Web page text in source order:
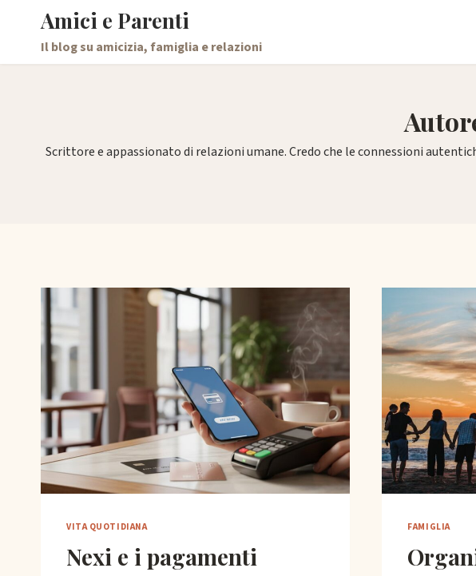
contenuto
Amici e Parenti
Il blog su amicizia, famiglia e relazioni
Scrittore e appassionato di relazioni umane. Credo che le connessioni
VITA QUOTIDIANA
Nexi e i pagamenti
FAMIGLIA